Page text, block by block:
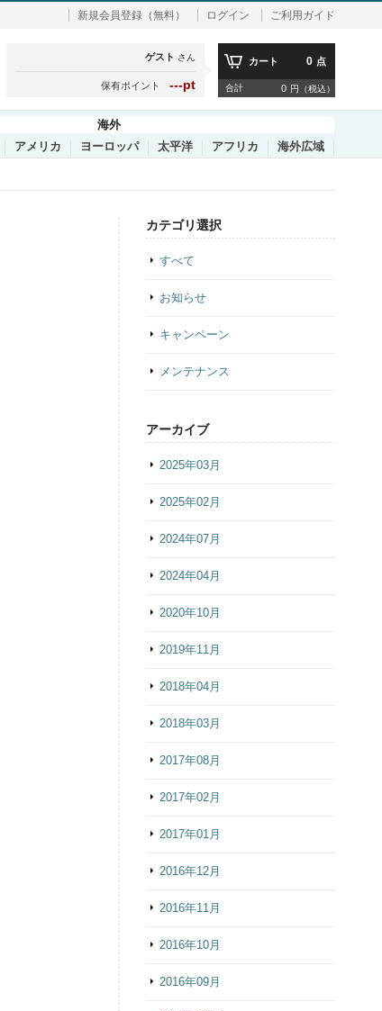
新規会員登録（無料） ログイン ご利用ガイド
ゲスト さん
保有ポイント ---pt
カート 0 点
合計 0 円（税込）
海外
アメリカ ヨーロッパ 太平洋 アフリカ 海外広域
カテゴリ選択
すべて
お知らせ
キャンペーン
メンテナンス
アーカイブ
2025年03月
2025年02月
2024年07月
2024年04月
2020年10月
2019年11月
2018年04月
2018年03月
2017年08月
2017年02月
2017年01月
2016年12月
2016年11月
2016年10月
2016年09月